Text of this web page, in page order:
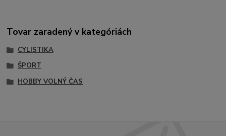
Tovar zaradený v kategóriách
CYLISTIKA
ŠPORT
HOBBY VOLNÝ ČAS